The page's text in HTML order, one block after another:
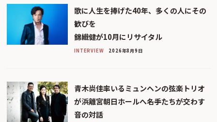
歌に人生を捧げた40年、多くの人にその
歓びを
錦織健が10月にリサイタル
INTERVIEW 2026年8月9日
青木尚佳率いるミュンヘンの弦楽トリオ
が浜離宮朝日ホールへ――名手たちが交わす
音の対話